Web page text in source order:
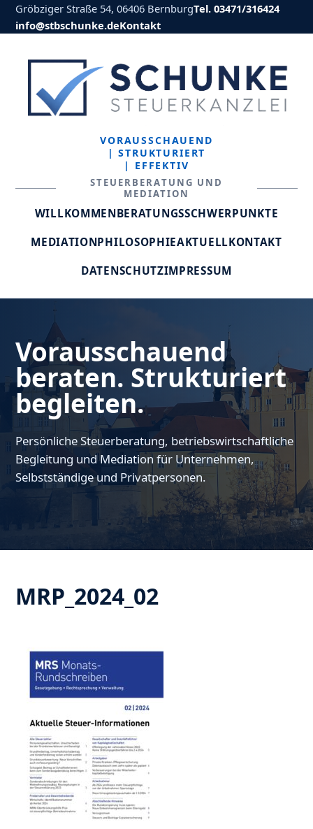
Gröbziger Straße 54, 06406 BernburgTel. 03471/316424
info@stbschunke.deKontakt
VORAUSSCHAUEND
| STRUKTURIERT
| EFFEKTIV
STEUERBERATUNG UND
MEDIATION
WILLKOMMENBERATUNGSSCHWERPUNKTE
MEDIATIONPHILOSOPHIEAKTUELLKONTAKT
DATENSCHUTZIMPRESSUM
Vorausschauend
beraten. Strukturiert
begleiten.
Persönliche Steuerberatung, betriebswirtschaftliche
Begleitung und Mediation für Unternehmen,
Selbstständige und Privatpersonen.
MRP_2024_02